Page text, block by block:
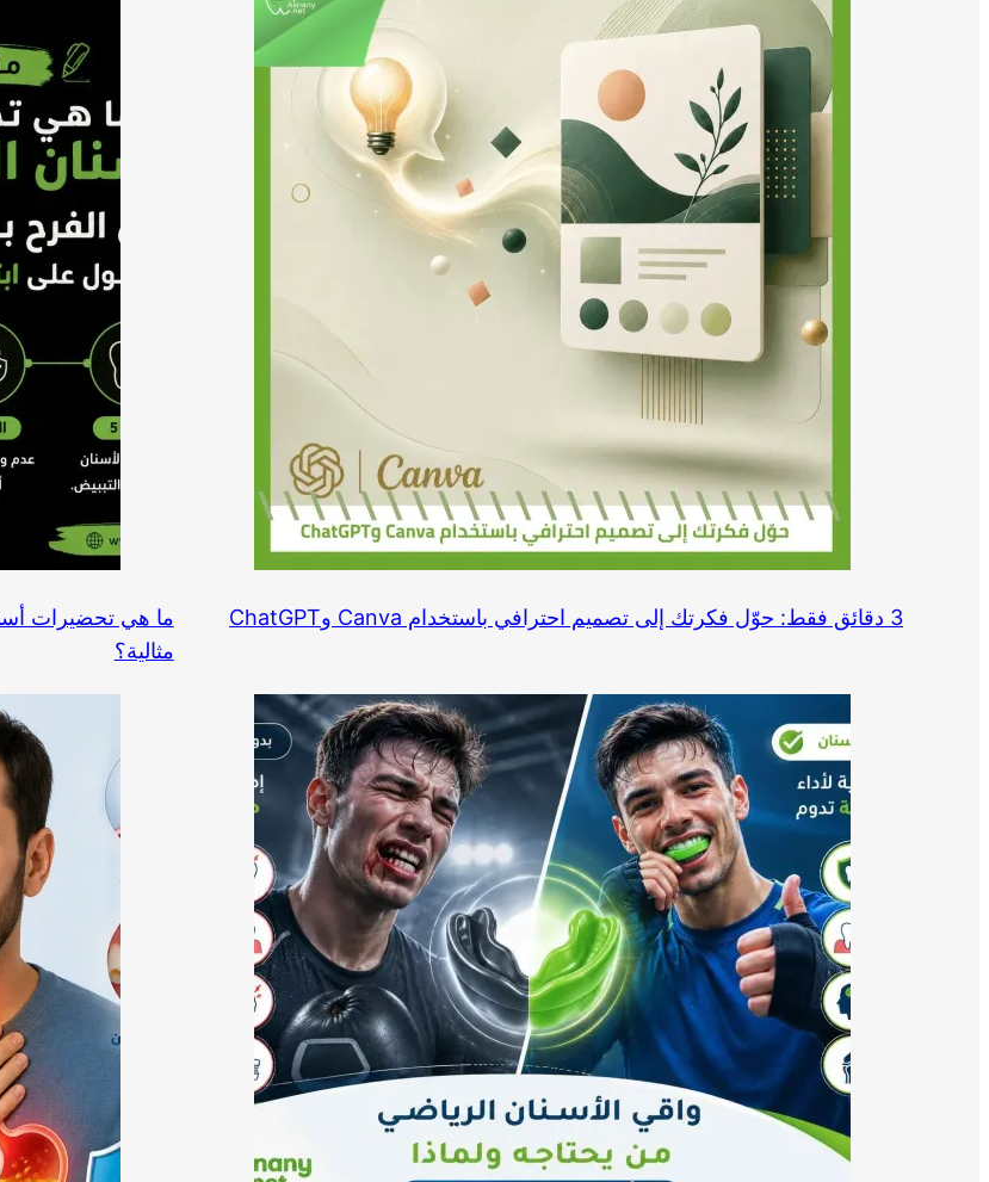
3 دقائق فقط: حوّل فكرتك إلى تصميم احترافي باستخدام Canva وChatGPT
مثالية؟